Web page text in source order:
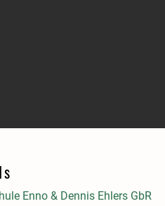
Enno & Dennis Ehlers GbR